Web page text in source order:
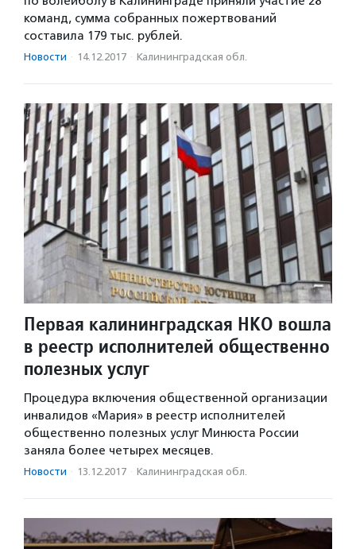
команд, сумма собранных пожертвований
составила 179 тыс. рублей.
Новости · 14.12.2017 · Калининградская обл.
Первая калининградская НКО вошла
в реестр исполнителей общественно
полезных услуг
Процедура включения общественной организации
инвалидов «Мария» в реестр исполнителей
общественно полезных услуг Минюста России
заняла более четырех месяцев.
Новости · 13.12.2017 · Калининградская обл.